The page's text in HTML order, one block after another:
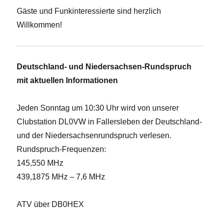
Gäste und Funkinteressierte sind herzlich
Willkommen!
Deutschland- und Niedersachsen-Rundspruch
mit aktuellen Informationen
Jeden Sonntag um 10:30 Uhr wird von unserer
Clubstation DL0VW in Fallersleben der Deutschland-
und der Niedersachsenrundspruch verlesen.
Rundspruch-Frequenzen:
145,550 MHz
439,1875 MHz – 7,6 MHz
ATV über DB0HEX